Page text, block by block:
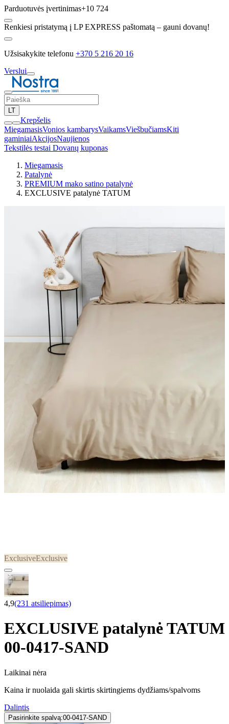
Parduotuvės įvertinimas+10 724
Renkiesi pristatymą į LP EXPRESS paštomatą – gauni dovanų!
Užsisakykite telefonu +370 5 216 20 16
Verslui
LT
Krepšelis
MiegamasisVonios kambarysVaikamsViešbučiamsKiti
gaminiaiAkcijosNaujienos
Tekstilės testai Dovanų kuponas
Miegamasis
Patalynė
PREMIUM mako satino patalynė
EXCLUSIVE patalynė TATUM
ExclusiveExclusive
4,9(231 atsiliepimas)
EXCLUSIVE patalynė TATUM
00-0417-SAND
Laikinai nėra
Kaina ir nuolaida gali skirtis skirtingiems dydžiams/spalvoms
Dalintis
Pasirinkite spalvą:00-0417-SAND